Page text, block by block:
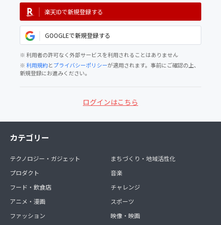
楽天IDで新規登録する
GOOGLEで新規登録する
※ 利用者の許可なく外部サービスを利用されることはありません
※利用規約とプライバシーポリシーが適用されます。事前にご確認の上、
新規登録にお進みください。
ログインはこちら
カテゴリー
テクノロジー・ガジェット
プロダクト
フード・飲食店
アニメ・漫画
ファッション
まちづくり・地域活性化
音楽
チャレンジ
スポーツ
映像・映画